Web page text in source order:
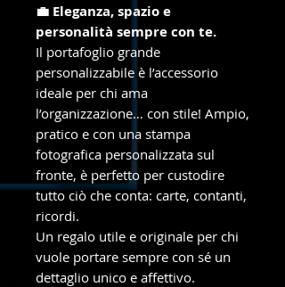
💼 Eleganza, spazio e
personalità sempre con te.
Il portafoglio grande
personalizzabile è l’accessorio
ideale per chi ama
l’organizzazione… con stile! Ampio,
pratico e con una stampa
fotografica personalizzata sul
fronte, è perfetto per custodire
tutto ciò che conta: carte, contanti,
ricordi.
Un regalo utile e originale per chi
vuole portare sempre con sé un
dettaglio unico e affettivo.